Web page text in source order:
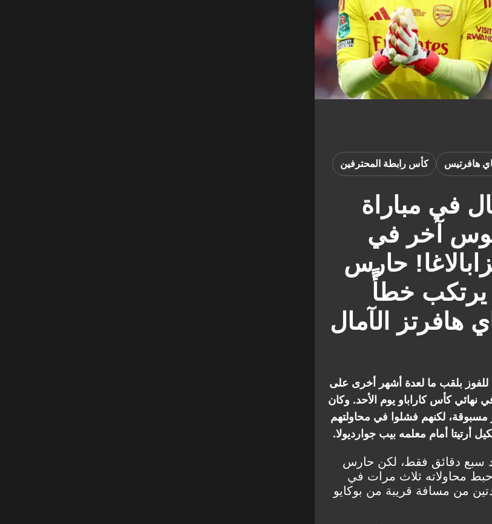
في مباراة
آخر في
حارس
يرتكب خطأً
هافرتز الآمال
هافرتيس كأس رابطة المحترفين
بلقب ما لعدة أشهر أخرى على
سيتي في نهائي كأس كاراباو يوم الأحد. وكان
مسبوقة، لكنهم فشلوا في محاولتهم
أرتيتا أمام معلمه بيب جوارديولا.
سبع دقائق فقط، لكن حارس
محاولاته ثلاث مرات في
من مسافة قريبة من بوكايو